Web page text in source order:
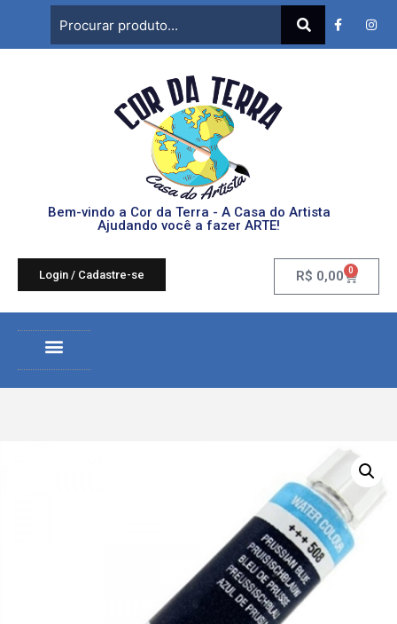
Bem-vindo a Cor da Terra - A Casa do Artista
Ajudando você a fazer ARTE!
Login / Cadastre-se R$ 0,00 0